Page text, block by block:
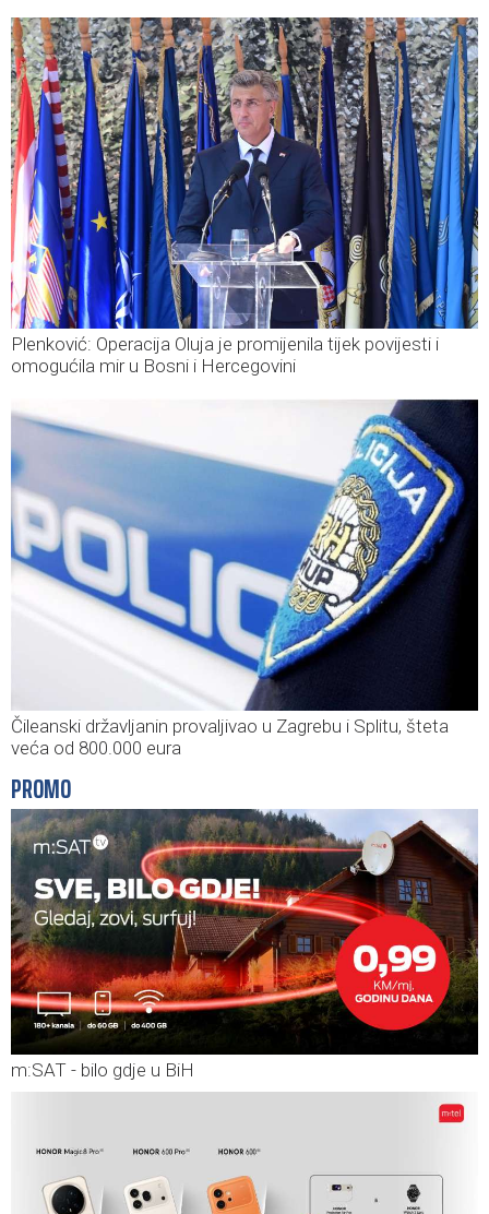
Plenković: Operacija Oluja je promijenila tijek povijesti i
omogućila mir u Bosni i Hercegovini
Čileanski državljanin provaljivao u Zagrebu i Splitu, šteta
veća od 800.000 eura
PROMO
m:SAT - bilo gdje u BiH